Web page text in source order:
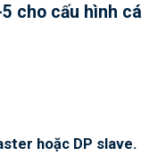
cho cấu hình cá
hoặc DP slave.